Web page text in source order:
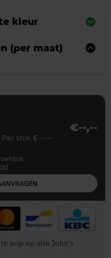
kleur
(per maat)
€--,--
Per stuk € --,--
prijs op alle Jobo's